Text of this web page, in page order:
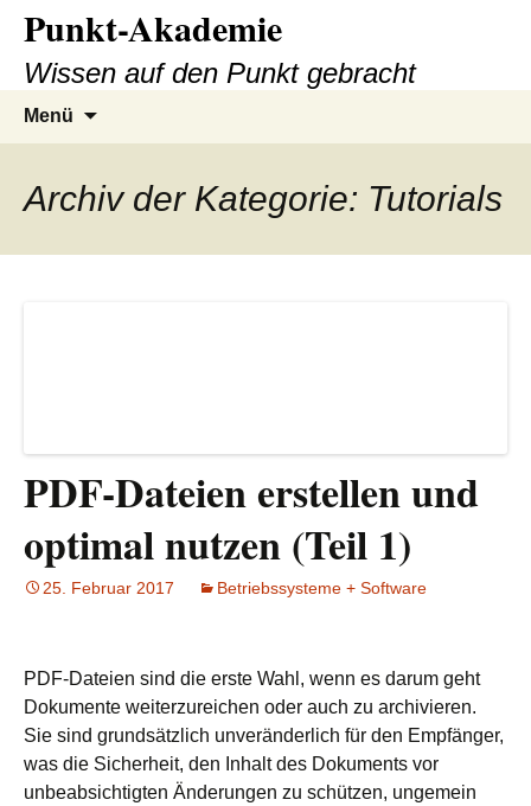
Zum
Inhalt
springen
Punkt-Akademie
Wissen auf den Punkt gebracht
Menü
Archiv der Kategorie: Tutorials
PDF-Dateien erstellen und
optimal nutzen (Teil 1)
25. Februar 2017 Betriebssysteme + Software
PDF-Dateien sind die erste Wahl, wenn es darum geht
Dokumente weiterzureichen oder auch zu archivieren.
Sie sind grundsätzlich unveränderlich für den Empfänger,
was die Sicherheit, den Inhalt des Dokuments vor
unbeabsichtigten Änderungen zu schützen, ungemein